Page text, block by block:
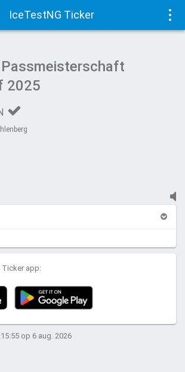
IceTestNG Ticker
Passmeisterschaft
2025
Ticker app:
op 6 aug. 2026